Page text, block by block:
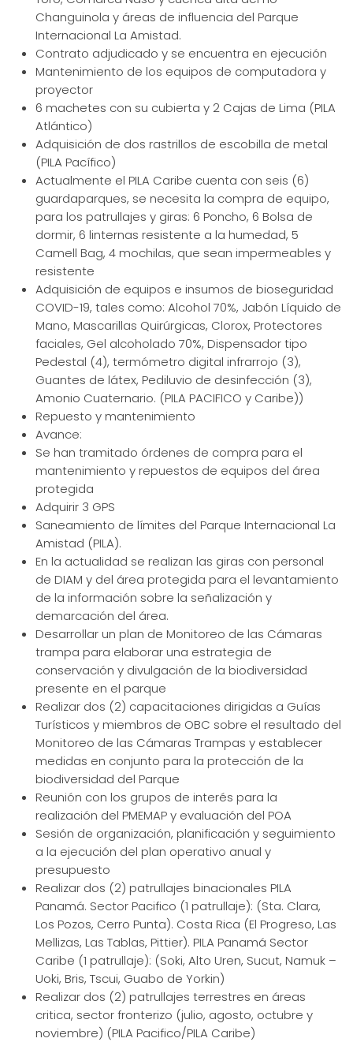
Changuinola y áreas de influencia del Parque
Internacional La Amistad.
Contrato adjudicado y se encuentra en ejecución
Mantenimiento de los equipos de computadora y
proyector
6 machetes con su cubierta y 2 Cajas de Lima (PILA
Atlántico)
Adquisición de dos rastrillos de escobilla de metal
(PILA Pacífico)
Actualmente el PILA Caribe cuenta con seis (6)
guardaparques, se necesita la compra de equipo,
para los patrullajes y giras: 6 Poncho, 6 Bolsa de
dormir, 6 linternas resistente a la humedad, 5
Camell Bag, 4 mochilas, que sean impermeables y
resistente
Adquisición de equipos e insumos de bioseguridad
COVID-19, tales como: Alcohol 70%, Jabón Líquido de
Mano, Mascarillas Quirúrgicas, Clorox, Protectores
faciales, Gel alcoholado 70%, Dispensador tipo
Pedestal (4), termómetro digital infrarrojo (3),
Guantes de látex, Pediluvio de desinfección (3),
Amonio Cuaternario. (PILA PACIFICO y Caribe))
Repuesto y mantenimiento
Avance:
Se han tramitado órdenes de compra para el
mantenimiento y repuestos de equipos del área
protegida
Adquirir 3 GPS
Saneamiento de límites del Parque Internacional La
Amistad (PILA).
En la actualidad se realizan las giras con personal
de DIAM y del área protegida para el levantamiento
de la información sobre la señalización y
demarcación del área.
Desarrollar un plan de Monitoreo de las Cámaras
trampa para elaborar una estrategia de
conservación y divulgación de la biodiversidad
presente en el parque
Realizar dos (2) capacitaciones dirigidas a Guías
Turísticos y miembros de OBC sobre el resultado del
Monitoreo de las Cámaras Trampas y establecer
medidas en conjunto para la protección de la
biodiversidad del Parque
Reunión con los grupos de interés para la
realización del PMEMAP y evaluación del POA
Sesión de organización, planificación y seguimiento
a la ejecución del plan operativo anual y
presupuesto
Realizar dos (2) patrullajes binacionales PILA
Panamá. Sector Pacifico (1 patrullaje): (Sta. Clara,
Los Pozos, Cerro Punta). Costa Rica (El Progreso, Las
Mellizas, Las Tablas, Pittier). PILA Panamá Sector
Caribe (1 patrullaje): (Soki, Alto Uren, Sucut, Namuk –
Uoki, Bris, Tscui, Guabo de Yorkin)
Realizar dos (2) patrullajes terrestres en áreas
critica, sector fronterizo (julio, agosto, octubre y
noviembre) (PILA Pacifico/PILA Caribe)